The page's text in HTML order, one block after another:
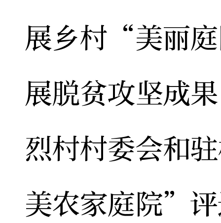
展乡村“美丽
展脱贫攻坚成
烈村村委会和
美农家庭院”